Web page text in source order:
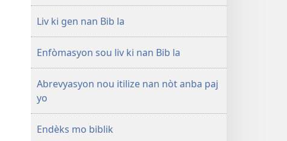
Tradiksyon
monn
nouvo
a
a
Liv ki gen nan Bib la
Enfòmasyon sou liv ki nan Bib la
Abrevyasyon nou itilize nan nòt anba paj
yo
Endèks mo biblik